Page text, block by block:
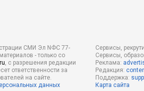
СМИ Эл NФС 77-
- только со
, с разрешения редакции
ответственности за
на сайте.
данных
Сервисы,
Сервисы,
Реклама:
Редакция:
Поддержка:
Карта сайта